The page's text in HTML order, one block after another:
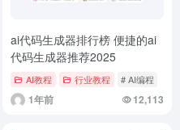
ai代码生成器排行榜 便捷的ai
代码生成器推荐2025
AI教程 行业教程 # AI编程
1年前 12,113